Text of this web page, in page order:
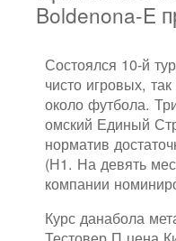
Boldenona-E
Состоялся 10-й
чисто игровых,
около футбола.
омский Единый
норматив
(Н1. На девять
компании
Курс данабола